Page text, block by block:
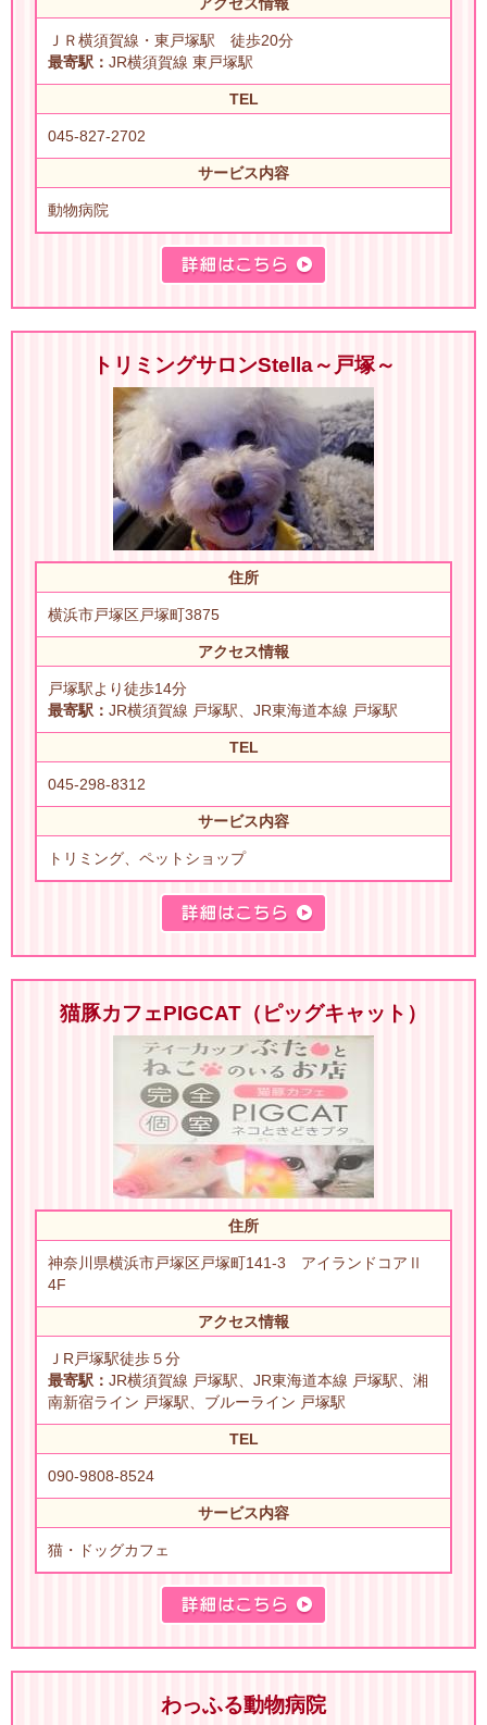
ＪＲ横須賀線・東戸塚駅 徒歩20分
最寄駅： JR横須賀線 東戸塚駅
TEL
045-827-2702
サービス内容
動物病院
トリミングサロンStella～戸塚～
住所
横浜市戸塚区戸塚町3875
アクセス情報
戸塚駅より徒歩14分
最寄駅： JR横須賀線 戸塚駅、JR東海道本線 戸塚駅
TEL
045-298-8312
サービス内容
トリミング、ペットショップ
猫豚カフェPIGCAT（ピッグキャット）
住所
神奈川県横浜市戸塚区戸塚町141-3 アイランドコアⅡ
4F
アクセス情報
ＪR戸塚駅徒歩５分
最寄駅： JR横須賀線 戸塚駅、JR東海道本線 戸塚駅、湘
南新宿ライン 戸塚駅、ブルーライン 戸塚駅
TEL
090-9808-8524
サービス内容
猫・ドッグカフェ
わっふる動物病院